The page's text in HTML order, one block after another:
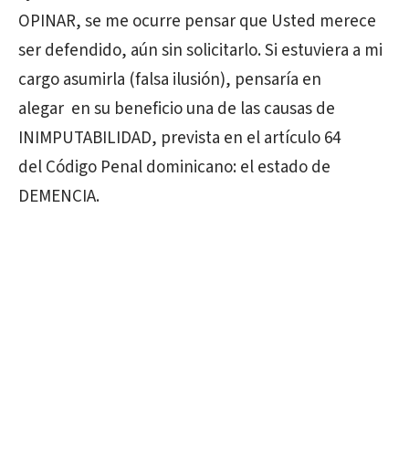
OPINAR, se me ocurre pensar que Usted merece
ser defendido, aún sin solicitarlo. Si estuviera a mi
cargo asumirla (falsa ilusión), pensaría en
alegar en su beneficio una de las causas de
INIMPUTABILIDAD, prevista en el artículo 64
del Código Penal dominicano: el estado de
DEMENCIA.